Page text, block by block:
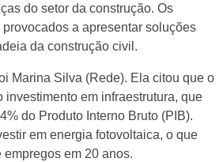
do setor da construção. Os
a apresentar soluções
da construção civil.
Marina Silva (Rede). Ela citou que o
investimento em infraestrutura, que
do Produto Interno Bruto (PIB).
em energia fotovoltaica, o que
em 20 anos.